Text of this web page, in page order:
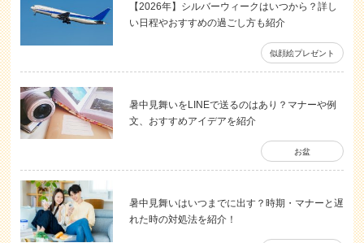
【2026年】シルバーウィークはいつから？詳し
い日程やおすすめの過ごし方も紹介
似顔絵プレゼント
暑中見舞いをLINEで送るのはあり？マナーや例
文、おすすめアイデアを紹介
お盆
暑中見舞いはいつまでに出す？時期・マナーと遅
れた時の対処法を紹介！